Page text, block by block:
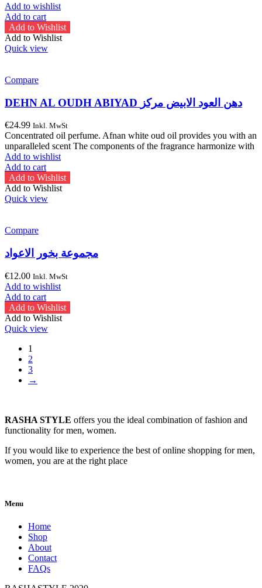
Add to wishlist
Add to cart
Add to Wishlist
Add to Wishlist
Quick view
Compare
DEHN AL OUDH ABIYAD دهن العود الابيض مركز
€24.99 Inkl. MwSt
Concentrated oil perfume. Afnan white oud oil provides you with an
unparalleled scent The components of the fragrance harmonize with
Add to wishlist
Add to cart
Add to Wishlist
Add to Wishlist
Quick view
Compare
مجموعة بخور الاعواد
€12.00 Inkl. MwSt
Add to wishlist
Add to cart
Add to Wishlist
Add to Wishlist
Quick view
1
2
3
→
RASHA STYLE offers you the ideal combination of fashion and
functionality for men, women.
If you would like to experience the best of online shopping for men,
women, you are at the right place
Menu
Home
Shop
About
Contact
FAQs